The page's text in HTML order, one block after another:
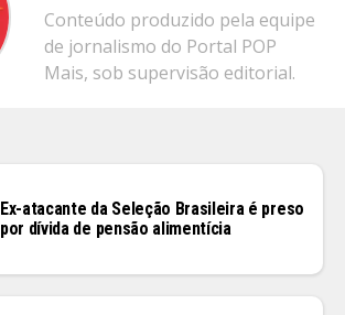
Conteúdo produzido pela equipe
de jornalismo do Portal POP
Mais, sob supervisão editorial.
Ex-atacante da Seleção Brasileira é preso
por dívida de pensão alimentícia